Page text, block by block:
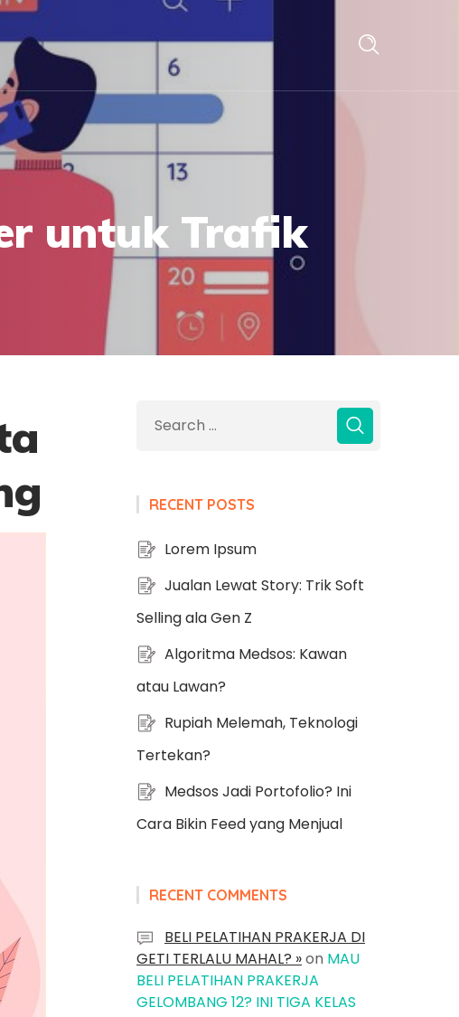
untuk Trafik
RECENT POSTS
Lorem Ipsum
Jualan Lewat Story: Trik Soft
Selling ala Gen Z
Algoritma Medsos: Kawan
atau Lawan?
Rupiah Melemah, Teknologi
Tertekan?
Medsos Jadi Portofolio? Ini
Cara Bikin Feed yang Menjual
RECENT COMMENTS
BELI PELATIHAN PRAKERJA DI
GETI TERLALU MAHAL? »on MAU
BELI PELATIHAN PRAKERJA
GELOMBANG 12? INI TIGA KELAS